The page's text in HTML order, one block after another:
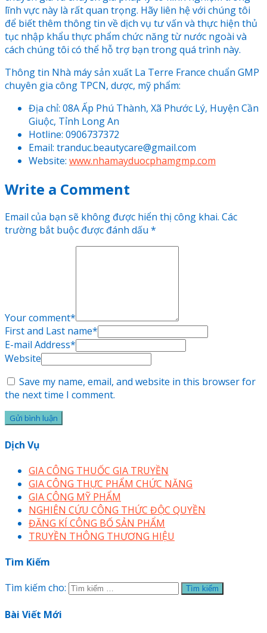
lĩnh vực này là rất quan trọng. Hãy liên hệ với chúng tôi
để biết thêm thông tin về dịch vụ tư vấn và thực hiện thủ
tục nhập khẩu thực phẩm chức năng từ nước ngoài và
cách chúng tôi có thể hỗ trợ bạn trong quá trình này.
Thông tin Nhà máy sản xuất La Terre France chuẩn GMP
chuyên gia công TPCN, dược, mỹ phẩm:
Địa chỉ: 08A Ấp Phú Thành, Xã Phước Lý, Huyện Cần
Giuộc, Tỉnh Long An
Hotline: 0906737372
Email: tranduc.beautycare@gmail.com
Website: www.nhamayduocphamgmp.com
Write a Comment
Email của bạn sẽ không được hiển thị công khai. Các
trường bắt buộc được đánh dấu *
Your comment*
First and Last name*
E-mail Address*
Website
Save my name, email, and website in this browser for
the next time I comment.
Dịch Vụ
GIA CÔNG THUỐC GIA TRUYỀN
GIA CÔNG THỰC PHẨM CHỨC NĂNG
GIA CÔNG MỸ PHẨM
NGHIÊN CỨU CÔNG THỨC ĐỘC QUYỀN
ĐĂNG KÍ CÔNG BỐ SẢN PHẨM
TRUYỀN THÔNG THƯƠNG HIỆU
Tìm Kiếm
Tìm kiếm cho:
Bài Viết Mới